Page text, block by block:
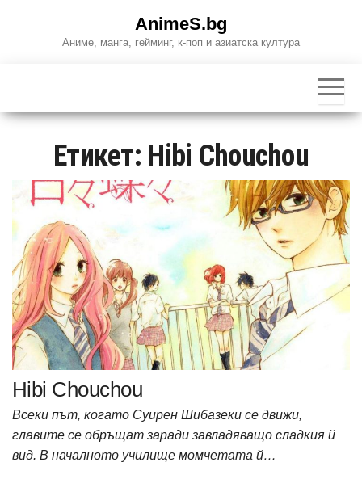
AnimeS.bg
Аниме, манга, гейминг, к-поп и азиатска култура
Етикет: Hibi Chouchou
Hibi Chouchou
Всеки път, когато Суирен Шибазеки се движи,
главите се обръщат заради завладяващо сладкия й
вид. В началното училище момчетата й…